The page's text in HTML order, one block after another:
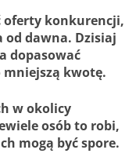
oferty konkurencji,
od dawna. Dzisiaj
dopasować
mniejszą kwotę.
w okolicy
osób to robi,
mogą być spore.